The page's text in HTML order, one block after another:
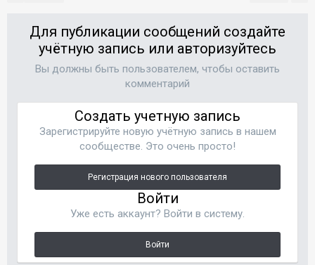
Для публикации сообщений создайте
учётную запись или авторизуйтесь
Вы должны быть пользователем, чтобы оставить
комментарий
Создать учетную запись
Зарегистрируйте новую учётную запись в нашем
сообществе. Это очень просто!
Регистрация нового пользователя
Войти
Уже есть аккаунт? Войти в систему.
Войти